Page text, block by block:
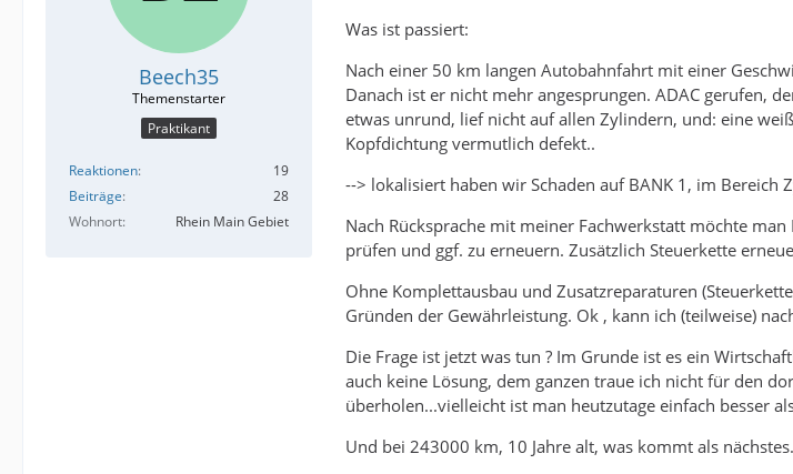
Beech35
Praktikant
Reaktionen
19
Beiträge
28
Wohnort
Rhein Main Gebiet
Was ist passiert:
Nach einer 50 km langen Autobahnfahrt mit einer
Danach ist er nicht mehr angesprungen. ADAC gerufen,
etwas unrund, lief nicht auf allen Zylindern, und: eine
Kopfdichtung vermutlich defekt..
--> lokalisiert haben wir Schaden auf BANK 1, im Bereich
Nach Rücksprache mit meiner Fachwerkstatt möchte
prüfen und ggf. zu erneuern. Zusätzlich Steuerkette
Ohne Komplettausbau und Zusatzreparaturen
Gründen der Gewährleistung. Ok , kann ich (teilweise)
Die Frage ist jetzt was tun ? Im Grunde ist es ein
auch keine Lösung, dem ganzen traue ich nicht für den
überholen...vielleicht ist man heutzutage einfach besser
Und bei 243000 km, 10 Jahre alt, was kommt als